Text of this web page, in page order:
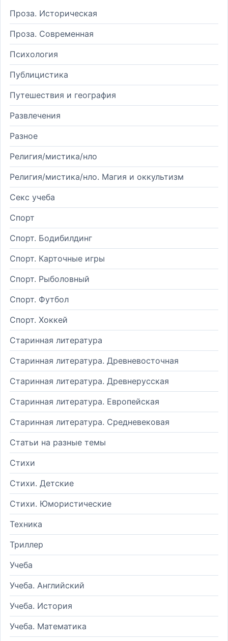
Проза. Историческая
Проза. Современная
Психология
Публицистика
Путешествия и география
Развлечения
Разное
Религия/мистика/нло
Религия/мистика/нло. Магия и оккультизм
Секс учеба
Спорт
Спорт. Бодибилдинг
Спорт. Карточные игры
Спорт. Рыболовный
Спорт. Футбол
Спорт. Хоккей
Старинная литература
Старинная литература. Древневосточная
Старинная литература. Древнерусская
Старинная литература. Европейская
Старинная литература. Средневековая
Статьи на разные темы
Стихи
Стихи. Детские
Стихи. Юмористические
Техника
Триллер
Учеба
Учеба. Английский
Учеба. История
Учеба. Математика